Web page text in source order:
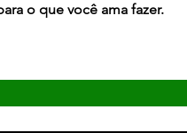
o que você ama fazer.